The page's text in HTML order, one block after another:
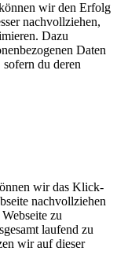
wir den Erfolg
nachvollziehen,
Dazu
Daten
du deren
wir das Klick-
nachvollziehen
zu
laufend zu
wir auf dieser